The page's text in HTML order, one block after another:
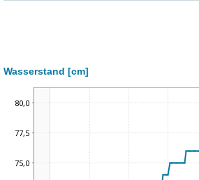
Wasserstand [cm]